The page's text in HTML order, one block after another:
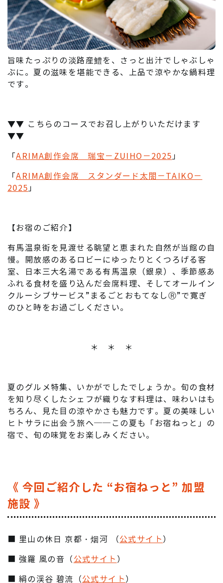
旨味たっぷりの淡路産鱧を、さっと出汁でしゃぶしゃ
ぶに。夏の滋味を堪能できる、上品で涼やかな鍋料理
です。
▼▼ こちらのコースでお召し上がりいただけます
▼▼
「ARIMA創作会席 瑞宝－ZUIHO－2025 」
「ARIMA創作会席 スタンダード太閤－TAIKO－
2025 」
【お宿のご紹介】
有馬温泉街を見渡せる眺望と恵まれた自然が当館の自
慢。開放感のあるロビーにゆったりとくつろげる客
室、日本三大名湯である有馬温泉（銀泉）、季節感あ
ふれる食材を盛り込んだ会席料理、そしてオールイン
クルーシブサービス”まるごとおもてなしⓇ”で寛ぎ
のひと時をお過ごしください。
＊ ＊ ＊
夏のグルメ特集、いかがでしたでしょうか。旬の食材
を知り尽くしたシェフが織りなす料理は、味わいはも
ちろん、見た目の涼やかさも魅力です。夏の美味しい
ヒトサラに出会う旅へ──この夏も「お宿ねっと」の
宿で、旬の味覚をお楽しみください。
《 今回ご紹介した “お宿ねっと” 加盟
施設 》
■ 里山の休日 京都・烟河 （公式サイト ）
■ 強羅 風の音（ 公式サイト ）
■ 絹の渓谷 碧流（公式サイト ）